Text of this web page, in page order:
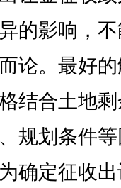
的影响，
论。最好
结合土地
规划条件
确定征收